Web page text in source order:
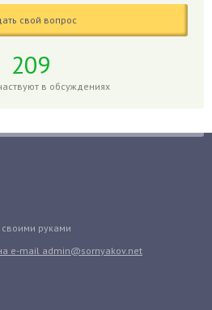
свой вопрос
209
в обсуждениях
руками
e-mail admin@sornyakov.net